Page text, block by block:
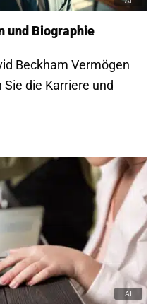
über Erfolg und
am Steuer eines
die